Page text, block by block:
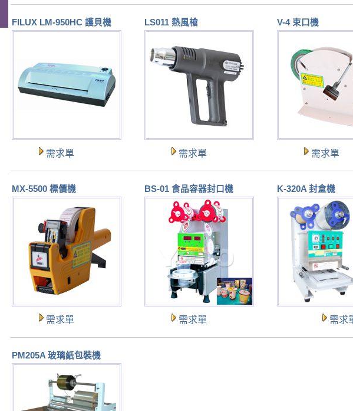
FILUX LM-950HC 護貝機
需求單
LS011 熱風槍
需求單
V-4 束口機
需求單
MX-5500 標價機
需求單
BS-01 食品容器封口機
需求單
K-320A 封盒機
需求
PM205A 玻璃紙包裝機